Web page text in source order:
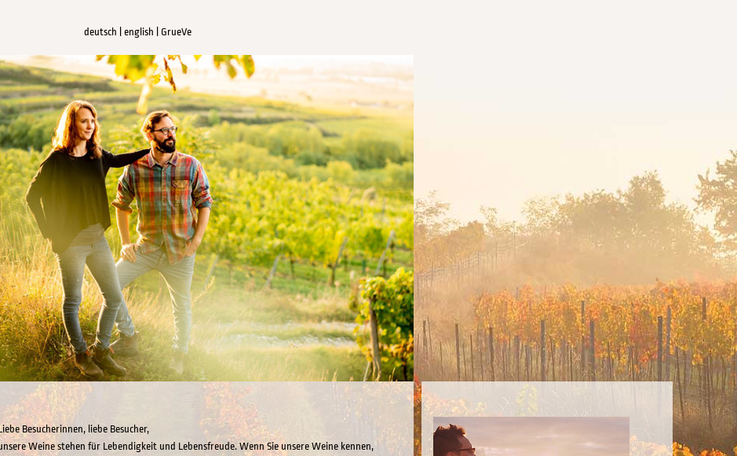
deutsch english GrueVe
Besucherinnen, liebe Besucher,
Weine stehen für Lebendigkeit und Lebensfreude. Wenn Sie unsere Weine kennen,